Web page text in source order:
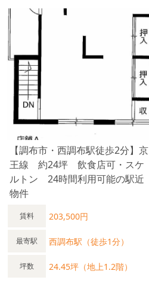
【調布市・西調布駅徒歩2分】京
王線 約24坪 飲食店可・スケ
ルトン 24時間利用可能の駅近
物件
賃料 203,500円
最寄駅 西調布駅（徒歩1分）
坪数 24.45坪（地上1.2階）